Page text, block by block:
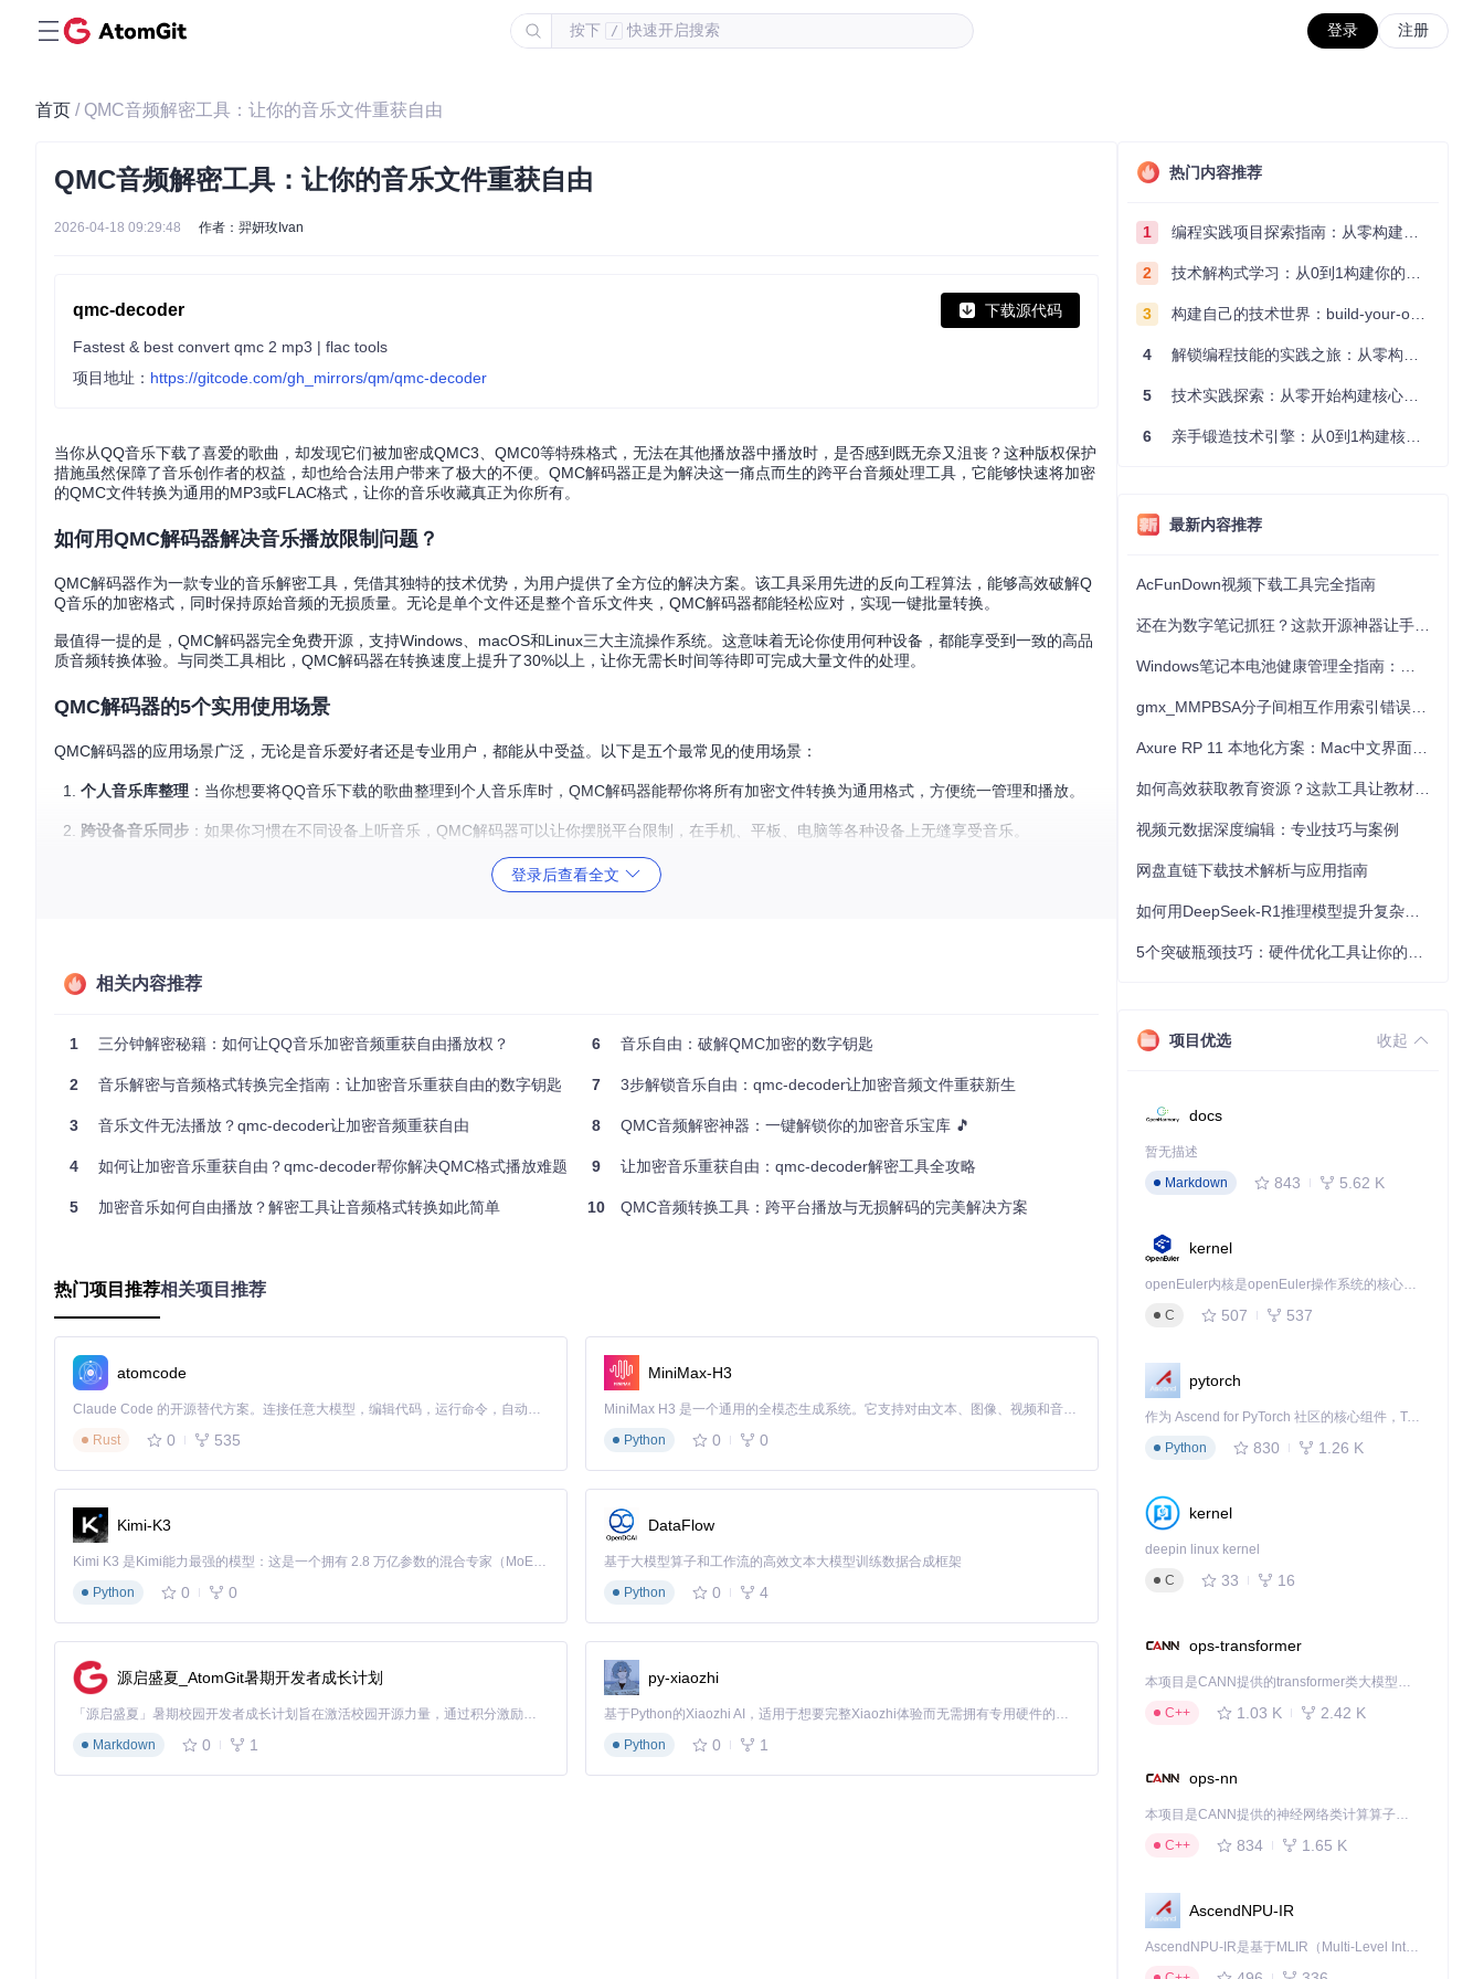
按下 / 快速开启搜索 登录 注册
首页 / QMC音频解密工具：让你的音乐文件重获自由
QMC音频解密工具：让你的音乐文件重获自由
2026-04-18 09:29:48 作者：羿妍玫Ivan
qmc-decoder 下载源代码
Fastest & best convert qmc 2 mp3 | flac tools
项目地址： https://gitcode.com/gh_mirrors/qm/qmc-decoder
当你从QQ音乐下载了喜爱的歌曲，却发现它们被加密成QMC3、QMC0等特殊格式，无法在其他播放器中播放时，是否感到既无奈又沮丧？这种版权保护
措施虽然保障了音乐创作者的权益，却也给合法用户带来了极大的不便。QMC解码器正是为解决这一痛点而生的跨平台音频处理工具，它能够快速将加密
的QMC文件转换为通用的MP3或FLAC格式，让你的音乐收藏真正为你所有。
如何用QMC解码器解决音乐播放限制问题？
QMC解码器作为一款专业的音乐解密工具，凭借其独特的技术优势，为用户提供了全方位的解决方案。该工具采用先进的反向工程算法，能够高效破解Q
Q音乐的加密格式，同时保持原始音频的无损质量。无论是单个文件还是整个音乐文件夹，QMC解码器都能轻松应对，实现一键批量转换。
最值得一提的是，QMC解码器完全免费开源，支持Windows、macOS和Linux三大主流操作系统。这意味着无论你使用何种设备，都能享受到一致的高品
质音频转换体验。与同类工具相比，QMC解码器在转换速度上提升了30%以上，让你无需长时间等待即可完成大量文件的处理。
QMC解码器的5个实用使用场景
QMC解码器的应用场景广泛，无论是音乐爱好者还是专业用户，都能从中受益。以下是五个最常见的使用场景：
个人音乐库整理 ：当你想要将QQ音乐下载的歌曲整理到个人音乐库时，QMC解码器能帮你将所有加密文件转换为通用格式，方便统一管理和播放。
跨设备音乐同步 ：如果你习惯在不同设备上听音乐，QMC解码器可以让你摆脱平台限制，在手机、平板、电脑等各种设备上无缝享受音乐。
：许多车载系统不支持QQ音乐的加密格式，使用QMC解码器转换后，你可以轻松制作自己的车载音乐U盘。
如何在不同操作系统上安装QMC解码器？
安装QMC解码器非常简单，只需三步即可完成。无论你使用哪种操作系统，都能轻松上手。
首先，你需要准备好必要的环境：Git版本控制工具、CMake构建系统（3.0以上版本）以及适合你系统的C++编译器。这些工具都是软件开发的常用工
具，如果你是一名开发者，可能已经安装好了。如果没有，你可以在各自的官方网站上找到详细的安装指南。
接下来，获取源代码。打开终端，输入以下命令：
cd
qmc-decoder
最后，编译构建。根据你的操作系统，选择相应的命令：
对于Linux用户：
mkdir build &&
cmake ..
mkdir build &&
cmake ..
mkdir
cd build
cmake -G "NMake Makefiles" .. -DCMAKE_BUILD_TYPE=Release
编译完成后，你会在build目录下找到生成的可执行文件。
登录后查看全文
相关内容推荐
1 三分钟解密秘籍：如何让QQ音乐加密音频重获自由播放权？
2 音乐解密与音频格式转换完全指南：让加密音乐重获自由的数字钥匙
3 音乐文件无法播放？qmc-decoder让加密音频重获自由
4 如何让加密音乐重获自由？qmc-decoder帮你解决QMC格式播放难题
5 加密音乐如何自由播放？解密工具让音频格式转换如此简单
6 音乐自由：破解QMC加密的数字钥匙
7 3步解锁音乐自由：qmc-decoder让加密音频文件重获新生
8 QMC音频解密神器：一键解锁你的加密音乐宝库 🎵
9 让加密音乐重获自由：qmc-decoder解密工具全攻略
10 QMC音频转换工具：跨平台播放与无损解码的完美解决方案
热门项目推荐相关项目推荐
atomcode
Claude Code 的开源替代方案。连接任意大模型，编辑代码，运行命令，自动验证 — 全自动执行。用 Rust 构建，极致性能。 ｜ An open-source alternative to Claude Code. Connect any LLM, edit code, run commands, and verify changes — autonomously. Built in Rust for speed. Get Started
Rust
0 535
MiniMax-H3
MiniMax H3 是一个通用的全模态生成系统。它支持对由文本、图像、视频和音频组成的多模态上下文进行统一理解，并能生成分辨率高达 2K、时长可达 15 秒的带原生立体声音频的视频。得益于面向任务泛化的系统设计，H3 在预训练阶段就已具备广泛的多模态上下文理解与生成能力，能够出色地执行复杂的多模态指令。
Python
0 0
Kimi-K3
Kimi K3 是Kimi能力最强的模型：这是一个拥有 2.8 万亿参数的混合专家（MoE）模型，具备原生视觉理解能力，并支持 100 万 token 的上下文窗口。
Python
0 0
DataFlow
基于大模型算子和工作流的高效文本大模型训练数据合成框架
Python
0 4
源启盛夏_AtomGit暑期开发者成长计划
「源启盛夏」暑期校园开发者成长计划旨在激活校园开源力量，通过积分激励、认证扶持、资源倾斜等形式，引导高校组织和开发者完成「入驻 — 建项目 — 做贡献 — 获认证 — 得资源」的完整闭环。无论你是想带领社团入驻平台的组织者，还是希望用代码贡献证明自己的开发者，都能在这里找到属于你的成长路径。
Markdown
0 1
py-xiaozhi
基于Python的Xiaozhi AI，适用于想要完整Xiaozhi体验而无需拥有专用硬件的用户。
Python
0 1
热门内容推荐
1 编程实践项目探索指南：从零构建技术能力体系
2 技术解构式学习：从0到1构建你的编程知识体系
3 构建自己的技术世界：build-your-own-x项目的实践探索指南
4 解锁编程技能的实践之旅：从零构建你的技术世界
5 技术实践探索：从零开始构建核心系统的实践指南
6 亲手锻造技术引擎：从0到1构建核心系统的实践指南
最新内容推荐
AcFunDown视频下载工具完全指南
视频元数据深度编辑：专业技巧与案例
网盘直链下载技术解析与应用指南
项目优选 收起
docs
暂无描述
Markdown
843 5.62 K
kernel
openEuler内核是openEuler操作系统的核心，既是系统性能与稳定性的基石，也是连接处理器、设备与服务的桥梁。
C
507 537
pytorch
作为 Ascend for PyTorch 社区的核心组件，TorchNPU 是昇腾专为 PyTorch 打造的深度学习适配插件，使 PyTorch 框架能够直接调用昇腾 NPU，为开发者提供昇腾 AI 处理器的超强算力。
Python
830 1.26 K
kernel
deepin linux kernel
C
33 16
ops-transformer
本项目是CANN提供的transformer类大模型算子库，实现网络在NPU上加速计算。
C++
1.03 K 2.42 K
ops-nn
本项目是CANN提供的神经网络类计算算子库，实现网络在NPU上加速计算。
C++
834 1.65 K
AscendNPU-IR
AscendNPU-IR是基于MLIR（Multi-Level Intermediate Representation）构建的，面向昇腾亲和算子编译时使用的中间表示，提供昇腾完备表达能力，通过编译优化提升昇腾AI处理器计算效率，支持通过生态框架使能昇腾AI处理器与深度调优